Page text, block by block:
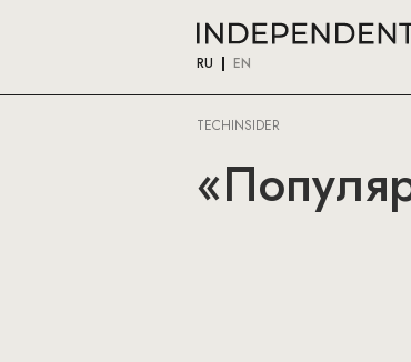
RU EN
TECHINSIDER